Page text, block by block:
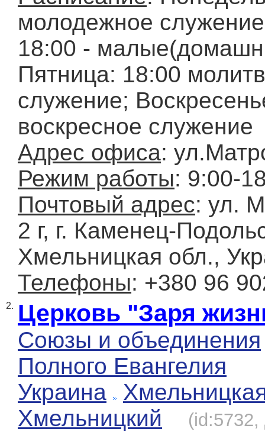
молодежное
18:00 -
Пятница: 18:00
служение;
воскресное служение
Адрес офиса:
Режим работы: 9:00-
Почтовый адрес: ул.
2 г, г. Каменец-
Хмельницкая обл.,
Телефоны: +380 96
2. Церковь "Заря
Союзы и объединения
Полного Евангелия
Украина
Хмельницкий